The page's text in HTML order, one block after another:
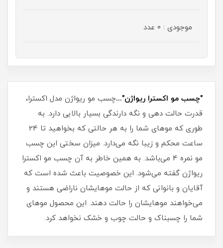
موجودی : 0 عدد
"چسب مو اکسترا ریواژن"...چسب مو ریواژن مدل اکسترا،
قدرت حالت دهی و نگه دارندگی بسیار بالایی دارد. به
طوری که موهای شما را به هر حالتی که بخواهید تا 24
ساعت محکم و زیبا نگه می‌دارد. میزان سختی این چسب
مو نمره 4 می‌باشد. به همین خاطر به آن چسب مو اکسترا
ریواژن گفته می‌شود. این خصوصیت باعث شده است که
آقایان و بانوانی که از حالت موهایشان ناراضی هستند و
می‌خواهند موهایشان را حالت دهند. این محصول موهای
شما را چسبناک و حالت چوب و خشک نخواهد کرد.